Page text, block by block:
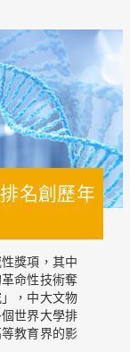
名創歷年
獎項，其中
命性技術奪
，中大文物
世界大學排
教育界的影